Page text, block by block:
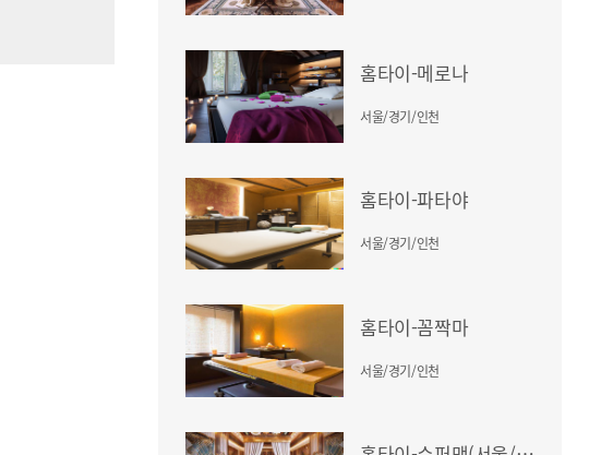
홈타이-메로나
서울/경기/인천
홈타이-파타야
서울/경기/인천
홈타이-꼼짝마
서울/경기/인천